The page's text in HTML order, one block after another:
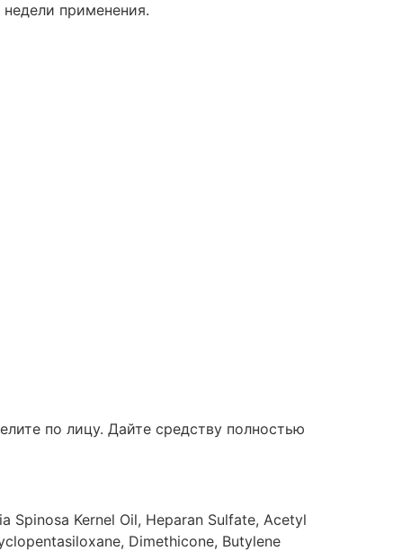
применения.
по лицу. Дайте средству полностью
Spinosa Kernel Oil, Heparan Sulfate, Acetyl
Dimethicone, Butylene